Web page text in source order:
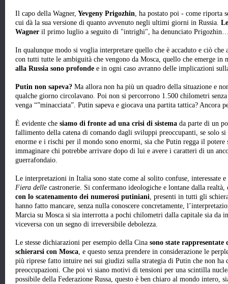
Il capo della Wagner, Yevgeny Prigozhin, ha postato poi - come riporta
cui dà la sua versione di quanto avvenuto negli ultimi giorni in Russia.
Wagner il primo luglio a seguito di "intrighi", ha denunciato
In qualunque modo si voglia interpretare quello che è accaduto e ciò che
con tutti tutte le ambiguità che vengono da Mosca, quello che emerge in
alla Russia sono profonde e in ogni caso avranno delle implicazioni
Putin non sapeva? Ma allora non ha più un quadro della situazione e
qualche giorno circolavano. Poi non si percorrono 1.500 chilometri
venga “”minacciata”. Putin sapeva e giocava una partita tattica? Ancora
È evidente che siamo di fronte ad una crisi di sistema da parte di un
fallimento della catena di comando dagli sviluppi preoccupanti, se solo si
enorme e i rischi per il mondo sono enormi, sia che Putin regga il potere
immaginare chi potrebbe arrivare dopo di lui e avere i caratteri di un
guerrafondaio.
Le interpretazioni in Italia sono state come al solito confuse, interessate
Fiera delle castronerie. Si confermano ideologiche e lontane dalla
con lo scatenamento dei numerosi putiniani, presenti in tutti gli
hanno fatto mancare, senza nulla conoscere concretamente,
Marcia su Mosca si sia interrotta a pochi chilometri dalla capitale sia da
viceversa con un segno di irreversibile debolezza.
Le stesse dichiarazioni per esempio della Cina sono state
schierarsi con Mosca, e questo senza prendere in considerazione le
più riprese fatto intuire nei sui giudizi sulla strategia di Putin che non ha
preoccupazioni. Che poi vi siano motivi di tensioni per una scintilla
possibile della Federazione Russa, questo è ben chiaro al mondo intero,